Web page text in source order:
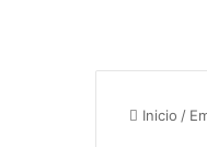
Inicio /